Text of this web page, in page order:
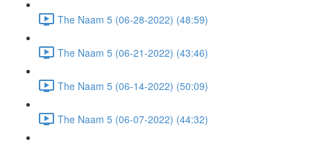
The Naam 5 (06-28-2022) (48:59)
The Naam 5 (06-21-2022) (43:46)
The Naam 5 (06-14-2022) (50:09)
The Naam 5 (06-07-2022) (44:32)